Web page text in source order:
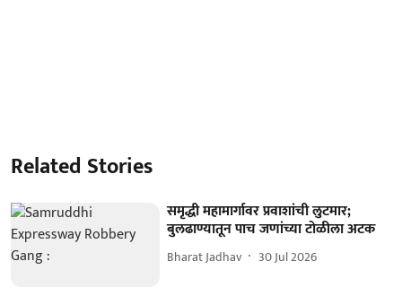
Related Stories
समृद्धी महामार्गावर प्रवाशांची लुटमार;
बुलढाण्यातून पाच जणांच्या टोळीला अटक
Bharat Jadhav 30 Jul 2026